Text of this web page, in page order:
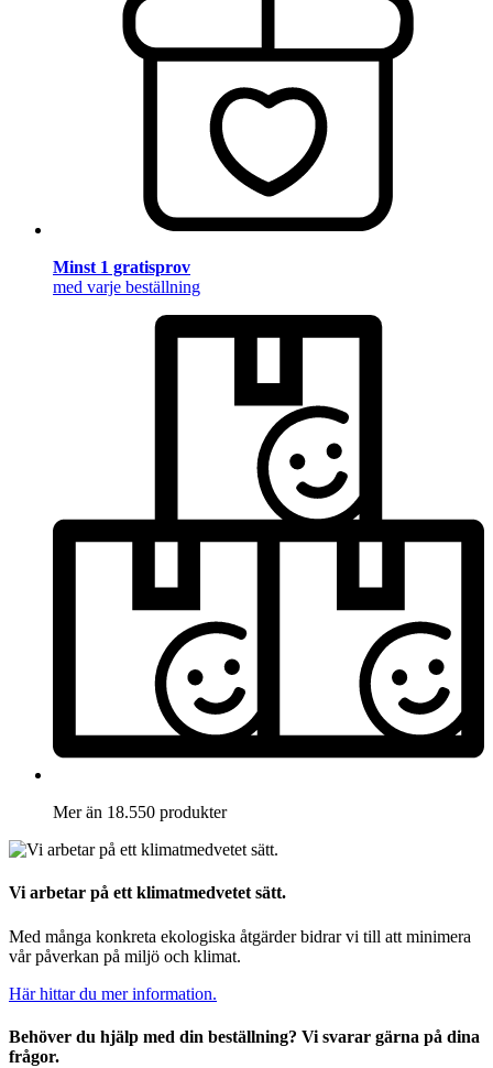
Minst 1 gratisprov
med varje beställning
Mer än 18.550 produkter
Vi arbetar på ett klimatmedvetet sätt.
Med många konkreta ekologiska åtgärder bidrar vi till att minimera
vår påverkan på miljö och klimat.
Här hittar du mer information.
Behöver du hjälp med din beställning? Vi svarar gärna på dina
frågor.